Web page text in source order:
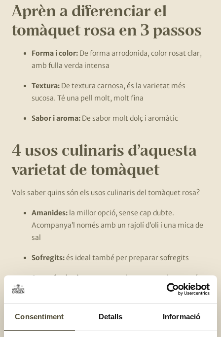
Consentiment Detalls Informació
Aprèn a diferenciar el
tomàquet rosa en 3 passos
Forma i color: De forma arrodonida, color rosat clar,
amb fulla verda intensa
Textura: De textura carnosa, és la varietat més
sucosa. Té una pell molt, molt fina
Sabor i aroma: De sabor molt dolç i aromàtic
4 usos culinaris d’aquesta
varietat de tomàquet
Vols saber quins són els usos culinaris del tomàquet rosa?
Amanides: la millor opció, sense cap dubte.
Acompanya’l només amb un rajolí d’oli i una mica de
sal
Sofregits:és ideal també per preparar sofregits
Sopes fredes i gaspatxo:amb aquesta calor, només
venen de gust sopes fresquetes. Prepara un deliciós
gaspatxo amb aquesta varietat de tomàquet